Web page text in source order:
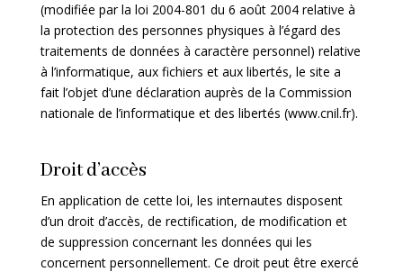
(modifiée par la loi 2004-801 du 6 août 2004 relative à
la protection des personnes physiques à l’égard des
traitements de données à caractère personnel) relative
à l’informatique, aux fichiers et aux libertés, le site a
fait l’objet d’une déclaration auprès de la Commission
nationale de l’informatique et des libertés (www.cnil.fr).
Droit d’accès
En application de cette loi, les internautes disposent
d’un droit d’accès, de rectification, de modification et
de suppression concernant les données qui les
concernent personnellement. Ce droit peut être exercé